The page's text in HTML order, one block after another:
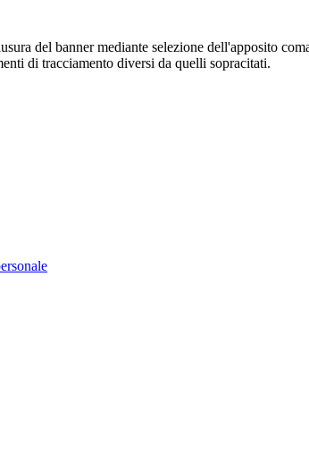
del banner mediante selezione dell'apposito
di tracciamento diversi da quelli sopracitati.